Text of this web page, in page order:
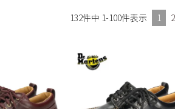
132件中 1-100件表示 1 2